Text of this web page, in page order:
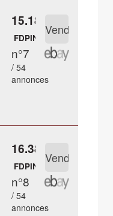
15.18 €
FDPIN
n°7
/ 54
annonces
16.38 €
FDPIN
n°8
/ 54
annonces